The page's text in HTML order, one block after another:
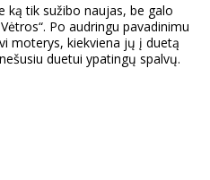
ką tik sužibo naujas, be galo
Po audringu pavadinimu
moterys, kiekviena jų į duetą
duetui ypatingų spalvų.